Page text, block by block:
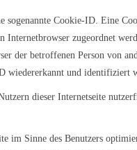
Cookie-ID. Eine
zugeordnet
der betroffenen Person von
wiedererkannt und identifiziert
dieser Internetseite
im Sinne des Benutzers